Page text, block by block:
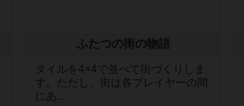
ふたつの街の物語
タイルを4×4で並べて街づくりしま
す。ただし、街は各プレイヤーの間
にあ...